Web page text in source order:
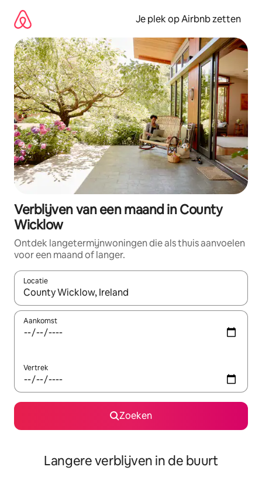
direct
naar
inhoud
Je plek op Airbnb zetten
Verblijven van een maand in County
Wicklow
Ontdek langetermijnwoningen die als thuis aanvoelen
voor een maand of langer.
Locatie
Wanneer er resultaten beschikbaar zijn, maak je een keuze
Aankomst
Vertrek
Zoeken
Langere verblijven in de buurt